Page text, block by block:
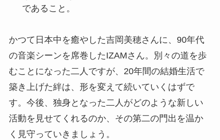
であること。
かつて日本中を癒やした吉岡美穂さんに、90年代
の音楽シーンを席巻したIZAMさん。別々の道を歩
むことになった二人ですが、20年間の結婚生活で
築き上げた絆は、形を変えて続いていくはずで
す。今後、独身となった二人がどのような新しい
活動を見せてくれるのか、その第二の門出を温か
く見守っていきましょう。